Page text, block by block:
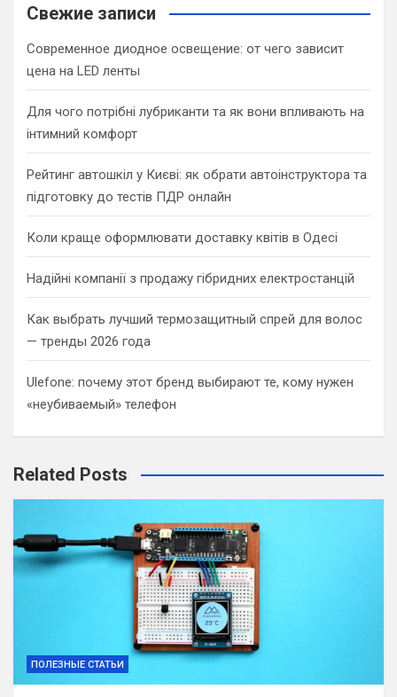
c
Свежие записи
Современное диодное освещение: от чего зависит
цена на LED ленты
Для чого потрібні лубриканти та як вони впливають на
інтимний комфорт
Рейтинг автошкіл у Києві: як обрати автоінструктора та
підготовку до тестів ПДР онлайн
Коли краще оформлювати доставку квітів в Одесі
Надійні компанії з продажу гібридних електростанцій
Как выбрать лучший термозащитный спрей для волос
— тренды 2026 года
Ulefone: почему этот бренд выбирают те, кому нужен
«неубиваемый» телефон
Related Posts
ПОЛЕЗНЫЕ СТАТЬИ